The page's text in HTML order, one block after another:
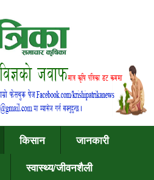
किसान
जानकारी
स्वास्थ्य/जीवनशैली